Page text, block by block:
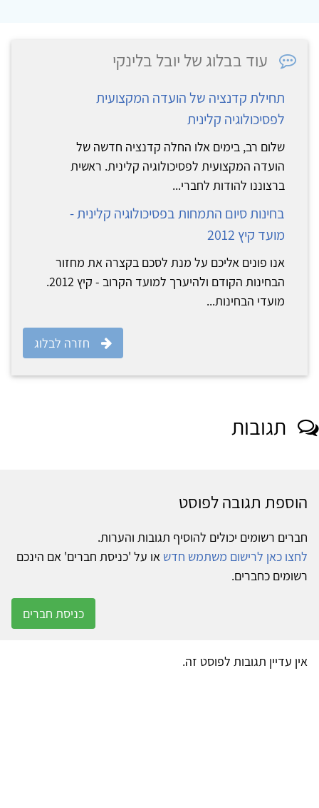
עוד בבלוג של יובל בלינקי
תחילת קדנציה של הועדה המקצועית
לפסיכולוגיה קלינית
שלום רב, בימים אלו החלה קדנציה חדשה של
הועדה המקצועית לפסיכולוגיה קלינית. ראשית
ברצוננו להודות לחברי...
בחינות סיום התמחות בפסיכולוגיה קלינית -
מועד קיץ 2012
אנו פונים אליכם על מנת לסכם בקצרה את מחזור
הבחינות הקודם ולהיערך למועד הקרוב - קיץ 2012.‬
‫מועדי הבחינות...
חזרה לבלוג
תגובות
הוספת תגובה לפוסט
חברים רשומים יכולים להוסיף תגובות והערות.
לחצו כאן לרישום משתמש חדש או על 'כניסת חברים' אם הינכם
רשומים כחברים.
כניסת חברים
אין עדיין תגובות לפוסט זה.